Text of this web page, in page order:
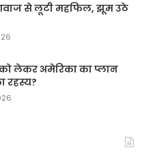
से लूटी महफिल, झूम उठे
लेकर अमेरिका का प्लान
रहस्य?